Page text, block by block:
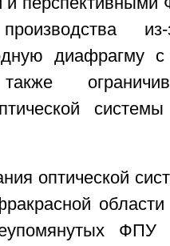
производства
диафрагму
оптической
ФПУ